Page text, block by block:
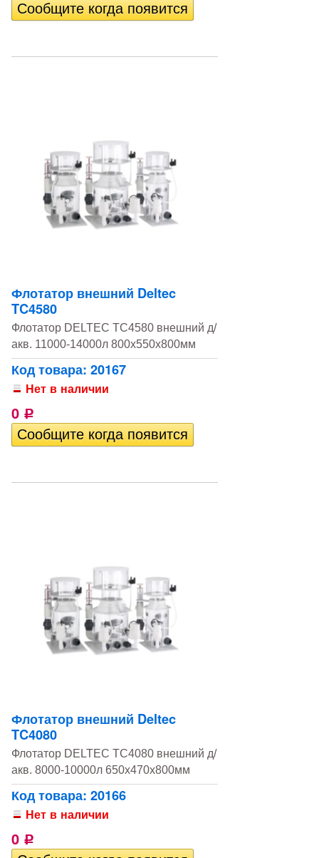
Флотатор внешний Deltec
TC4580
Флотатор DELTEC TC4580 внешний д/
акв. 11000-14000л 800х550х800мм
Код товара: 20167
Нет в наличии
0 Р
Флотатор внешний Deltec
TC4080
Флотатор DELTEC TC4080 внешний д/
акв. 8000-10000л 650х470х800мм
Код товара: 20166
Нет в наличии
0 Р